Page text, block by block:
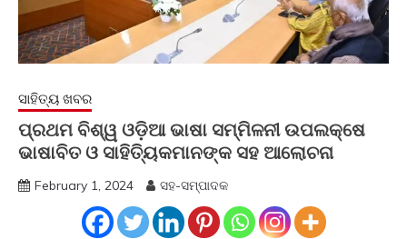
ସାହିତ୍ୟ ଖବର
ପ୍ରଥମ ବିଶ୍ୱ ଓଡ଼ିଆ ଭାଷା ସମ୍ମିଳନୀ ଉପଲକ୍ଷେ
ଭାଷାବିତ ଓ ସାହିତ୍ୟିକମାନଙ୍କ ସହ ଆଲୋଚନା
February 1, 2024 ସହ-ସମ୍ପାଦକ